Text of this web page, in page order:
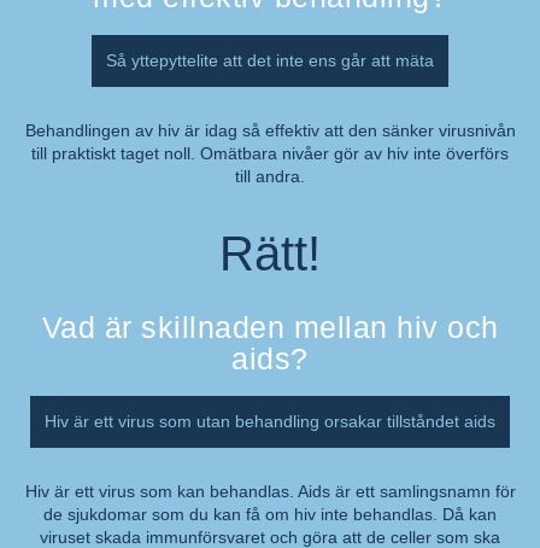
Så yttepyttelite att det inte ens går att mäta
Kommentar:
Behandlingen av hiv är idag så effektiv att den sänker virusnivån
till praktiskt taget noll. Omätbara nivåer gör av hiv inte överförs
till andra.
Rätt!
Vad är skillnaden mellan hiv och
aids?
Hiv är ett virus som utan behandling orsakar tillståndet aids
Kommentar:
Hiv är ett virus som kan behandlas. Aids är ett samlingsnamn för
de sjukdomar som du kan få om hiv inte behandlas. Då kan
viruset skada immunförsvaret och göra att de celler som ska